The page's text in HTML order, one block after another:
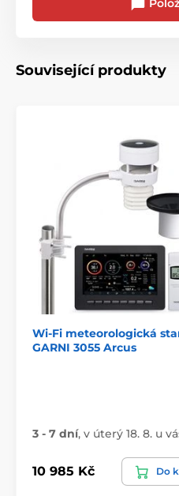
Související produkty
Wi-Fi meteorologická
GARNI 3055 Arcus
3 - 7 dní, v úterý 18. 8. u
10 985 Kč Do